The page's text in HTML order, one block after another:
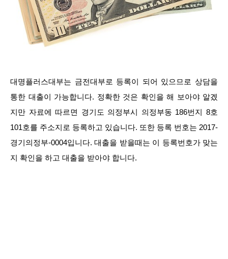
대명플러스대부는 금전대부로 등록이 되어 있으므로 상담을
통한 대출이 가능합니다. 정확한 것은 확인을 해 보아야 알겠
지만 자료에 따르면 경기도 의정부시 의정부동 186번지 8호
101호를 주소지로 등록하고 있습니다. 또한 등록 번호는 2017-
경기의정부-0004입니다. 대출을 받을때는 이 등록번호가 맞는
지 확인을 하고 대출을 받아야 합니다.